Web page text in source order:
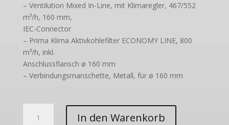
– Ventilution Mixed In-Line, mit Klimaregler, 467/552
m³/h, 160 mm,
IEC-Connector
– Prima Klima Aktivkohlefilter ECONOMY LINE, 800
m³/h, inkl.
Anschlussflansch ø 160 mm
– Verbindungsmanschette, Metall, für ø 160 mm
In den Warenkorb